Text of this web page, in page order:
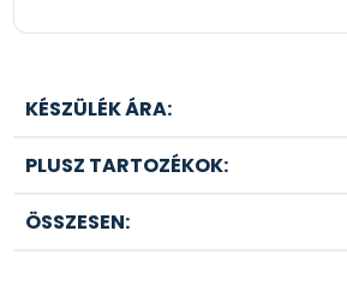
KÉSZÜLÉK ÁRA:
PLUSZ TARTOZÉKOK:
ÖSSZESEN: